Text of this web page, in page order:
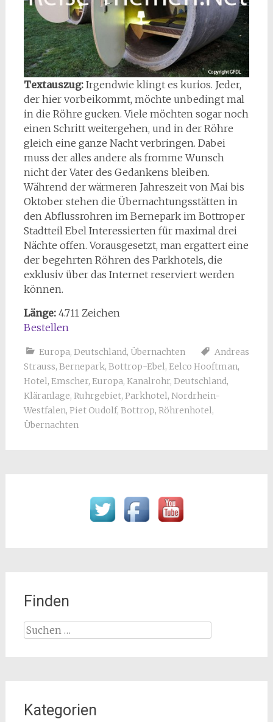
Textauszug: Irgendwie klingt es kurios. Jeder,
der hier vorbeikommt, möchte unbedingt mal
in die Röhre gucken. Viele möchten sogar noch
einen Schritt weitergehen, und in der Röhre
gleich eine ganze Nacht verbringen. Dabei
muss der alles andere als fromme Wunsch
nicht der Vater des Gedankens bleiben.
Während der wärmeren Jahreszeit von Mai bis
Oktober stehen die Übernachtungsstätten in
den Abflussrohren im Bernepark im Bottroper
Stadtteil Ebel Interessierten für maximal drei
Nächte offen. Vorausgesetzt, man ergattert eine
der begehrten Röhren des Parkhotels, die
exklusiv über das Internet reserviert werden
können.
Länge:4.711 Zeichen
Bestellen
Europa, Deutschland, Übernachten
Andreas
Strauss, Bernepark, Bottrop-Ebel, Eelco Hooftman,
Hotel, Emscher, Europa, Kanalrohr, Deutschland,
Kläranlage, Ruhrgebiet, Parkhotel, Nordrhein-
Westfalen, Piet Oudolf, Bottrop, Röhrenhotel,
Übernachten
Finden
Suchen
nach:
Kategorien